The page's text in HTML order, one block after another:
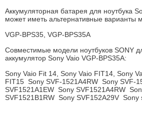
Аккумуляторная батарея для ноутбука
может иметь альтернативные варианты
VGP-BPS35, VGP-BPS35A
Совместимые модели ноутбуков SONY
аккумулятор Sony Vaio VGP-BPS35A:
Sony Vaio Fit 14, Sony Vaio FIT14, Sony
FIT15 Sony SVF-1521A4RW Sony SVF-
SVF1521A1EW Sony SVF1521A4RW
SVF1521B1RW Sony SVF152A29V Sony